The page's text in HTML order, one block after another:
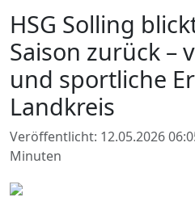
HSG Solling
Saison zurück –
und sportliche
Landkreis
Veröffentlicht: 12.05.2026
Minuten